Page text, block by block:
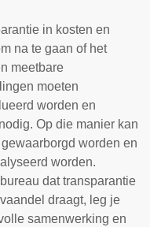
in kosten en
na te gaan of het
meetbare
moeten
worden en
Op die manier kan
worden en
worden.
dat transparantie
draagt, leg je
samenwerking en